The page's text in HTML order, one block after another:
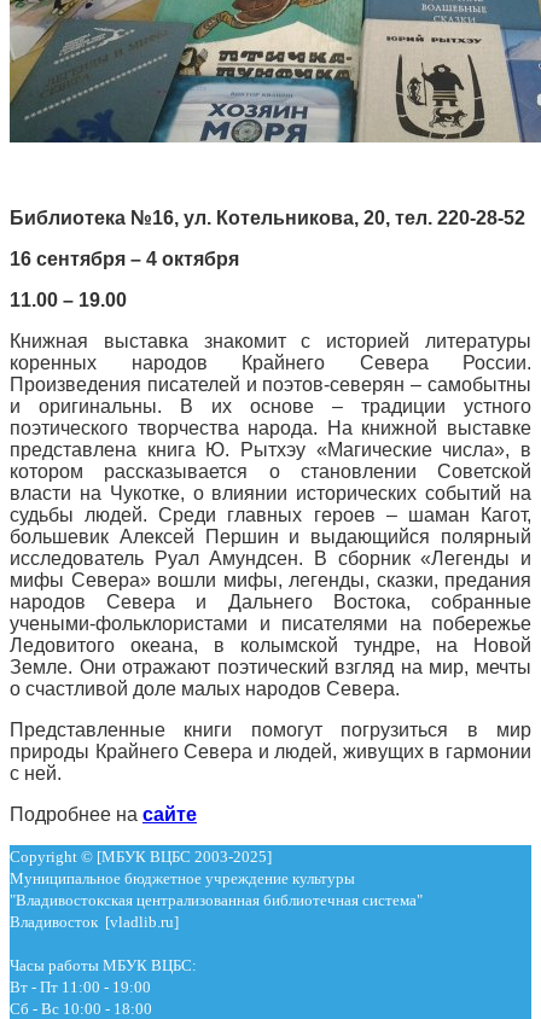
Библиотека №16, ул. Котельникова, 20, тел. 220-28-52
16 сентября – 4 октября
11.00 – 19.00
Книжная выставка знакомит с историей литературы
коренных народов Крайнего Севера России.
Произведения писателей и поэтов-северян – самобытны
и оригинальны. В их основе – традиции устного
поэтического творчества народа. На книжной выставке
представлена книга Ю. Рытхэу «Магические числа», в
котором рассказывается о становлении Советской
власти на Чукотке, о влиянии исторических событий на
судьбы людей. Среди главных героев – шаман Кагот,
большевик Алексей Першин и выдающийся полярный
исследователь Руал Амундсен. В сборник «Легенды и
мифы Севера» вошли мифы, легенды, сказки, предания
народов Севера и Дальнего Востока, собранные
учеными-фольклористами и писателями на побережье
Ледовитого океана, в колымской тундре, на Новой
Земле. Они отражают поэтический взгляд на мир, мечты
о счастливой доле малых народов Севера.
Представленные книги помогут погрузиться в мир
природы Крайнего Севера и людей, живущих в гармонии
с ней.
Подробнее на сайте
Copyright © [МБУК ВЦБС 2003-2025]
Муниципальное бюджетное учреждение культуры
"Владивостокская централизованная библиотечная система"
Владивосток [vladlib.ru]
Часы работы МБУК ВЦБС:
Вт - Пт 11:00 - 19:00
Сб - Вс 10:00 - 18:00